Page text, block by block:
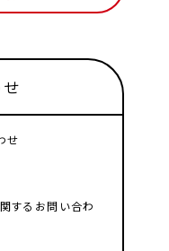
せ
するお問い合わ